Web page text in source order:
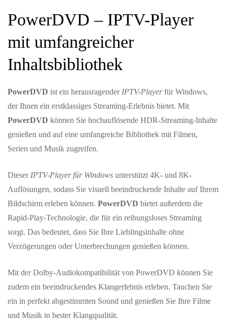
PowerDVD – IPTV-Player
mit umfangreicher
Inhaltsbibliothek
PowerDVD ist ein herausragender IPTV-Playerfür Windows,
der Ihnen ein erstklassiges Streaming-Erlebnis bietet. Mit
PowerDVD können Sie hochauflösende HDR-Streaming-Inhalte
genießen und auf eine umfangreiche Bibliothek mit Filmen,
Serien und Musik zugreifen.
Dieser IPTV-Player für Windows unterstützt 4K- und 8K-
Auflösungen, sodass Sie visuell beeindruckende Inhalte auf Ihrem
Bildschirm erleben können. PowerDVD bietet außerdem die
Rapid-Play-Technologie, die für ein reibungsloses Streaming
sorgt. Das bedeutet, dass Sie Ihre Lieblingsinhalte ohne
Verzögerungen oder Unterbrechungen genießen können.
Mit der Dolby-Audiokompatibilität von PowerDVD können Sie
zudem ein beeindruckendes Klangerlebnis erleben. Tauchen Sie
ein in perfekt abgestimmten Sound und genießen Sie Ihre Filme
und Musik in bester Klangqualität.